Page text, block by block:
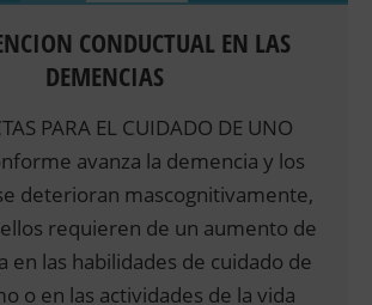
CONDUCTUAL EN LAS
DEMENCIAS
PARA EL CUIDADO DE UNO
avanza la demencia y los
deterioran mascognitivamente,
requieren de un aumento de
en las habilidades de cuidado de
o en las actividades de la vida